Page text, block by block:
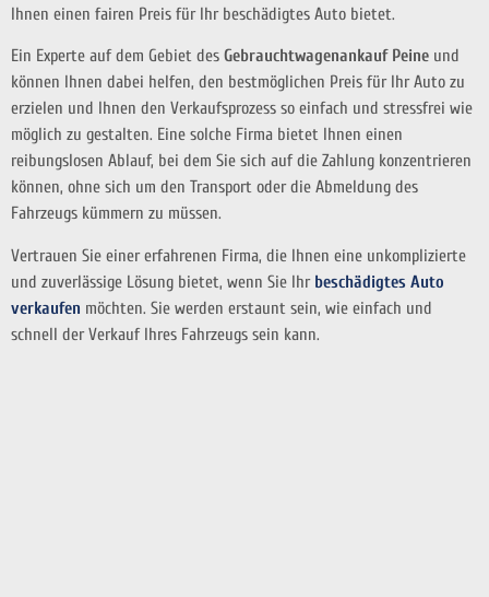
Ihnen einen fairen Preis für Ihr beschädigtes Auto bietet.
Ein Experte auf dem Gebiet des Gebrauchtwagenankauf Peine und
können Ihnen dabei helfen, den bestmöglichen Preis für Ihr Auto zu
erzielen und Ihnen den Verkaufsprozess so einfach und stressfrei wie
möglich zu gestalten. Eine solche Firma bietet Ihnen einen
reibungslosen Ablauf, bei dem Sie sich auf die Zahlung konzentrieren
können, ohne sich um den Transport oder die Abmeldung des
Fahrzeugs kümmern zu müssen.
Vertrauen Sie einer erfahrenen Firma, die Ihnen eine unkomplizierte
und zuverlässige Lösung bietet, wenn Sie Ihr beschädigtes Auto
verkaufen möchten. Sie werden erstaunt sein, wie einfach und
schnell der Verkauf Ihres Fahrzeugs sein kann.